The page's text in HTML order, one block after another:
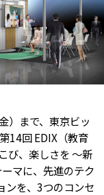
）まで、東京ビッ
14回 EDIX（教育
び、楽しさを ～新
マに、先進のテク
ンを、3つのコンセ